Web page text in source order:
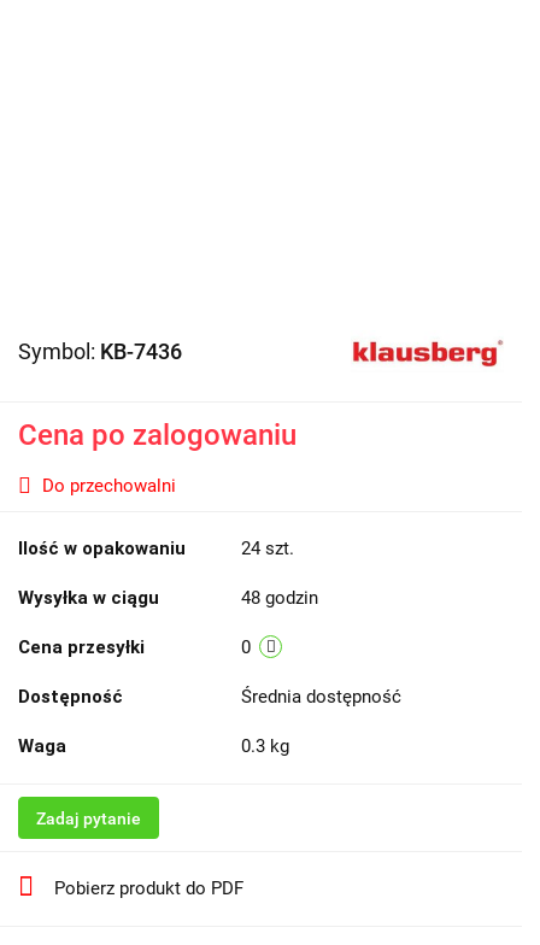
Symbol: KB-7436
Cena po zalogowaniu
Do przechowalni
Ilość w opakowaniu 24 szt.
Wysyłka w ciągu 48 godzin
Cena przesyłki 0
Dostępność Średnia dostępność
Waga 0.3 kg
Zadaj pytanie
Pobierz produkt do PDF